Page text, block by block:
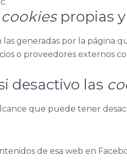
cookiespropias y
las generadas por la página
o proveedores externos
desactivo las
que puede tener
de esa web en